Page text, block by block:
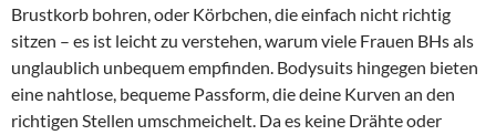
Brustkorb bohren, oder Körbchen, die einfach nicht richtig
sitzen – es ist leicht zu verstehen, warum viele Frauen BHs als
unglaublich unbequem empfinden. Bodysuits hingegen bieten
eine nahtlose, bequeme Passform, die deine Kurven an den
richtigen Stellen umschmeichelt. Da es keine Drähte oder